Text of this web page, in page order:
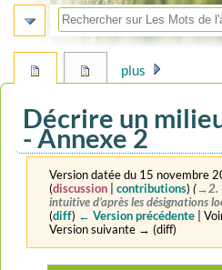
Décrire un
- Annexe 2
Version datée du 15 novembre
(discussion |contributions) (→‎2.
intuitive d’après les désignations
(diff) ← Version précédente |
Version suivante → (diff)
plus